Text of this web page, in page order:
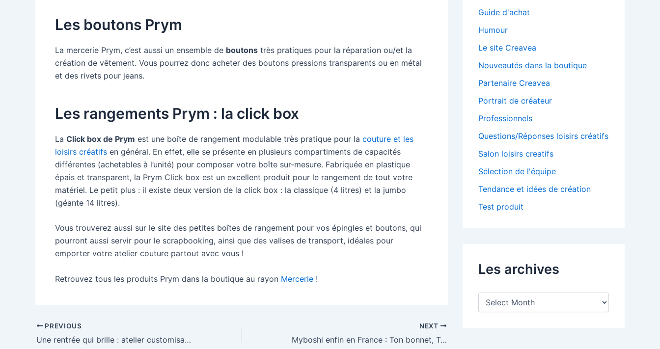
Les boutons Prym
La mercerie Prym, c’est aussi un ensemble de boutons très pratiques pour la réparation ou/et la
création de vêtement. Vous pourrez donc acheter des boutons pressions transparents ou en métal
et des rivets pour jeans.
Les rangements Prym : la click box
La Click box de Prym est une boîte de rangement modulable très pratique pour la couture et les
loisirs créatifs en général. En effet, elle se présente en plusieurs compartiments de capacités
différentes (achetables à l’unité) pour composer votre boîte sur-mesure. Fabriquée en plastique
épais et transparent, la Prym Click box est un excellent produit pour le rangement de tout votre
matériel. Le petit plus : il existe deux version de la click box : la classique (4 litres) et la jumbo
(géante 14 litres).
Vous trouverez aussi sur le site des petites boîtes de rangement pour vos épingles et boutons, qui
pourront aussi servir pour le scrapbooking, ainsi que des valises de transport, idéales pour
emporter votre atelier couture partout avec vous !
Retrouvez tous les produits Prym dans la boutique au rayon Mercerie !
Post
navigation
PREVIOUS
Une rentrée qui brille : atelier customisation, pompons et fils chenille !
NEXT
Myboshi enfin en France : Ton bonnet, Ton style !
Guide d'achat
Humour
Le site Creavea
Nouveautés dans la boutique
Partenaire Creavea
Portrait de créateur
Professionnels
Questions/Réponses loisirs créatifs
Salon loisirs creatifs
Sélection de l'équipe
Tendance et idées de création
Test produit
Les archives
L